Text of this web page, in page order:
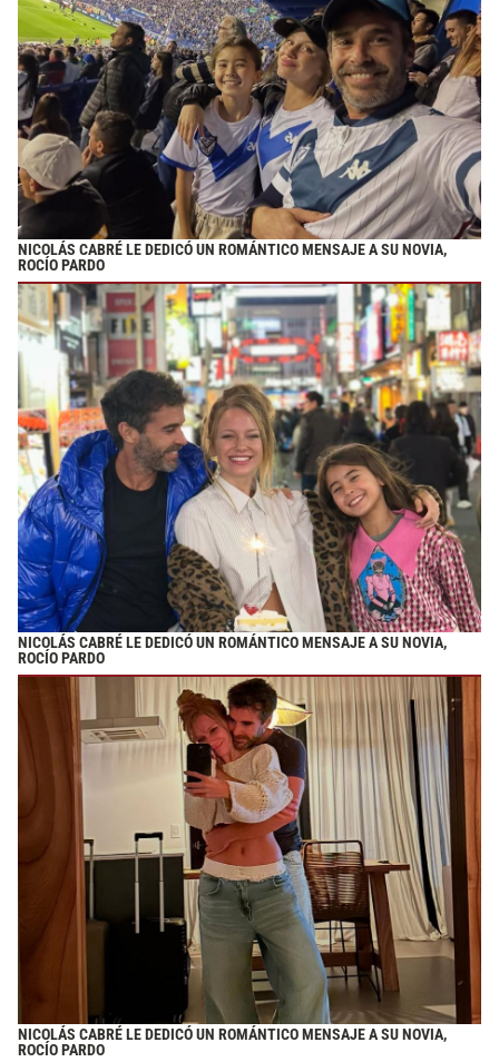
NICOLÁS CABRÉ LE DEDICÓ UN ROMÁNTICO MENSAJE A SU NOVIA,
ROCÍO PARDO
NICOLÁS CABRÉ LE DEDICÓ UN ROMÁNTICO MENSAJE A SU NOVIA,
ROCÍO PARDO
NICOLÁS CABRÉ LE DEDICÓ UN ROMÁNTICO MENSAJE A SU NOVIA,
ROCÍO PARDO